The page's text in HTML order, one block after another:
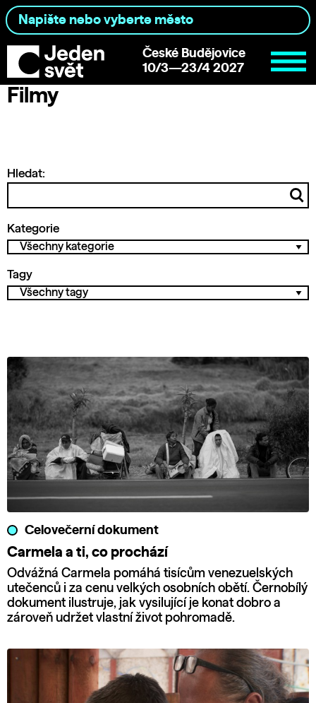
České Budějovice
10/3—23/4 2027
Filmy
Hledat:
Kategorie
Tagy
Celovečerní dokument
Carmela a ti, co prochází
Odvážná Carmela pomáhá tisícům venezuelských
utečenců i za cenu velkých osobních obětí. Černobílý
dokument ilustruje, jak vysilující je konat dobro a
zároveň udržet vlastní život pohromadě.